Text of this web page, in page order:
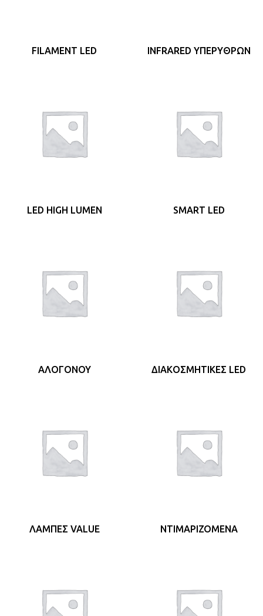
FILAMENT LED INFRARED ΥΠΕΡΎΘΡΩΝ
LED HIGH LUMEN SMART LED
ΑΛΟΓΌΝΟΥ ΔΙΑΚΟΣΜΗΤΙΚΈΣ LED
ΛΆΜΠΕΣ VALUE ΝΤΙΜΑΡΙΖΌΜΕΝΑ